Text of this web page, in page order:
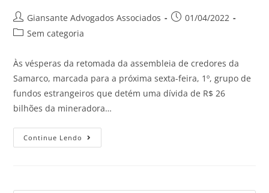
Giansante Advogados Associados
01/04/2022
Sem categoria
Às vésperas da retomada da assembleia de credores da
Samarco, marcada para a próxima sexta-feira, 1º, grupo de
fundos estrangeiros que detém uma dívida de R$ 26
bilhões da mineradora…
Continue Lendo